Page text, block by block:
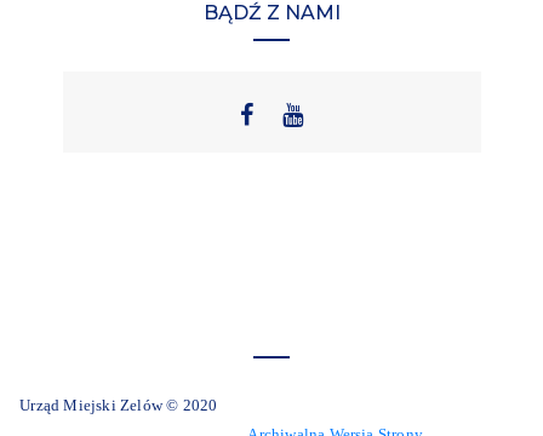
BĄDŹ Z NAMI
Urząd Miejski Zelów © 2020